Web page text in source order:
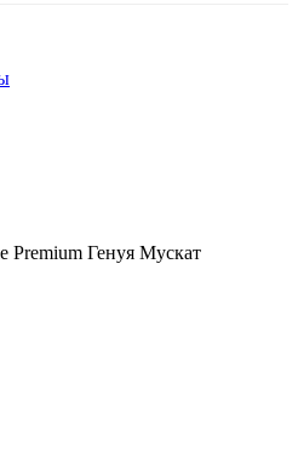
Premium Генуя Мускат